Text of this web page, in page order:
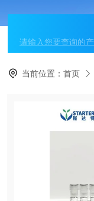
当前位置：首页